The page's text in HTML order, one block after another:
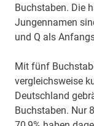
Buchstaben. Die
Jungennamen
und Q als
Mit fünf
vergleichsweise
Deutschland
Buchstaben. Nur